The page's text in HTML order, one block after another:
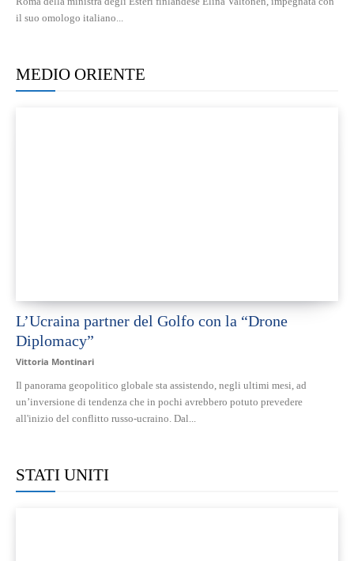
il suo omologo italiano...
MEDIO ORIENTE
L’Ucraina partner del Golfo con la “Drone
Diplomacy”
Vittoria Montinari
Il panorama geopolitico globale sta assistendo, negli ultimi mesi, ad
un’inversione di tendenza che in pochi avrebbero potuto prevedere
all'inizio del conflitto russo-ucraino. Dal...
STATI UNITI